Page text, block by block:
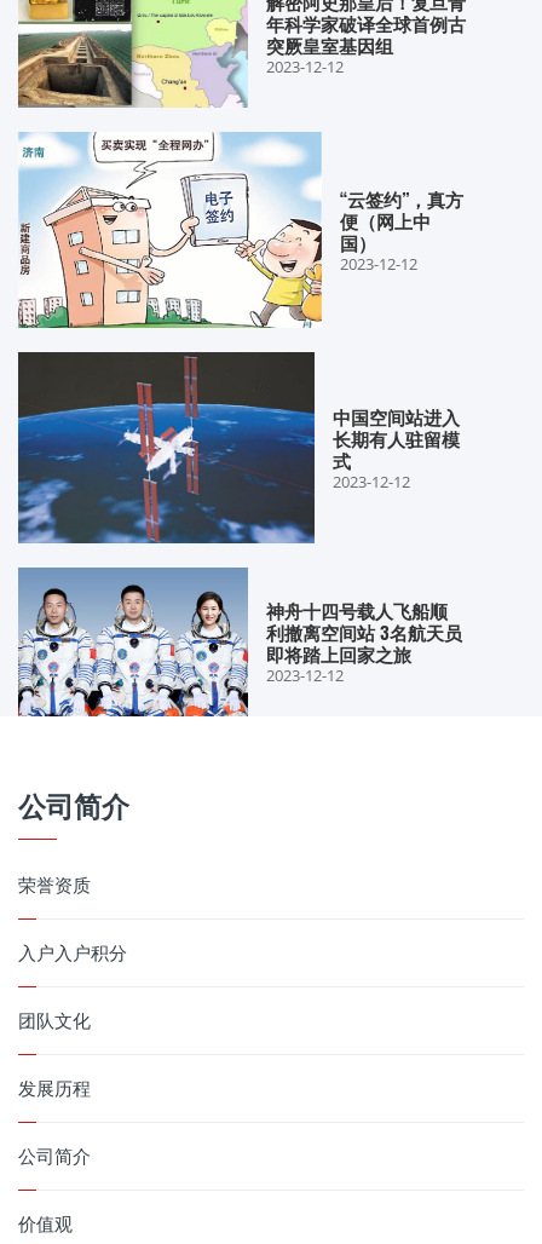
年科学家破译全球首例古
突厥皇室基因组
2023-12-12
“云签约”，真方
便（网上中
国）
2023-12-12
中国空间站进入
长期有人驻留模
式
2023-12-12
神舟十四号载人飞船顺
利撤离空间站 3名航天员
即将踏上回家之旅
2023-12-12
公司简介
荣誉资质
入户入户积分
团队文化
发展历程
公司简介
价值观